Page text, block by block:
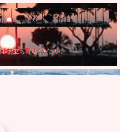
お立ち寄りください。